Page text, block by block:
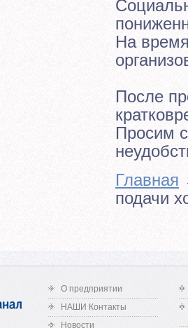
На
После
Просим
Главная
подачи
О предприятии
НАШИ Контакты
Новости